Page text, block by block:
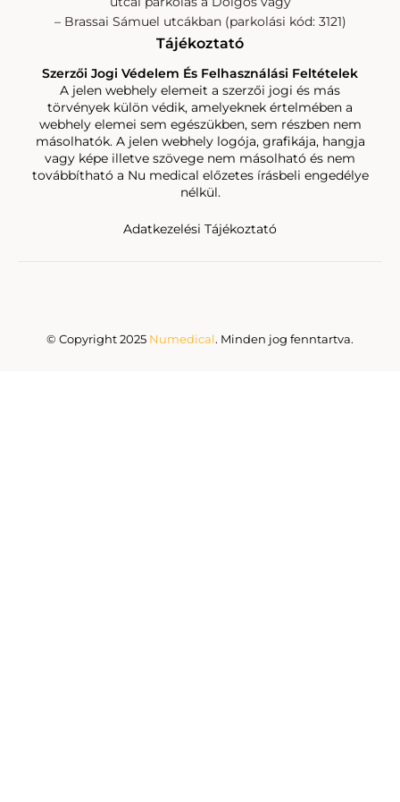
– Brassai Sámuel utcákban (parkolási kód: 3121)
Tájékoztató
Szerzői Jogi Védelem És Felhasználási Feltételek
A jelen webhely elemeit a szerzői jogi és más
törvények külön védik, amelyeknek értelmében a
webhely elemei sem egészükben, sem részben nem
másolhatók. A jelen webhely logója, grafikája, hangja
vagy képe illetve szövege nem másolható és nem
továbbítható a Nu medical előzetes írásbeli engedélye
nélkül.
Adatkezelési Tájékoztató
© Copyright 2025 Numedical. Minden jog fenntartva.